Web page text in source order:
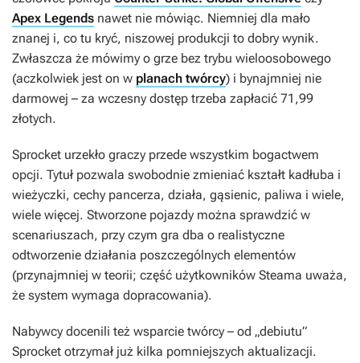
Apex Legends nawet nie mówiąc. Niemniej dla mało
znanej i, co tu kryć, niszowej produkcji to dobry wynik.
Zwłaszcza że mówimy o grze bez trybu wieloosobowego
(aczkolwiek jest on w planach twórcy) i bynajmniej nie
darmowej – za wczesny dostęp trzeba zapłacić 71,99
złotych.
Sprocket urzekło graczy przede wszystkim bogactwem
opcji. Tytuł pozwala swobodnie zmieniać kształt kadłuba i
wieżyczki, cechy pancerza, działa, gąsienic, paliwa i wiele,
wiele więcej. Stworzone pojazdy można sprawdzić w
scenariuszach, przy czym gra dba o realistyczne
odtworzenie działania poszczególnych elementów
(przynajmniej w teorii; część użytkowników Steama uważa,
że system wymaga dopracowania).
Nabywcy docenili też wsparcie twórcy – od „debiutu”
Sprocket otrzymał już kilka pomniejszych aktualizacji.